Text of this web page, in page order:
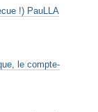
!) PauLLA
le compte-